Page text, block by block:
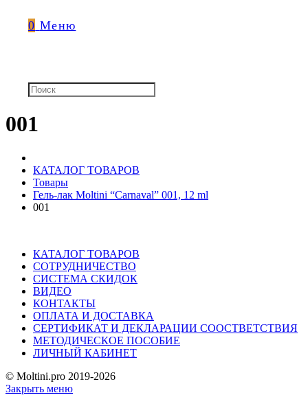
0 Меню
001
КАТАЛОГ ТОВАРОВ
Товары
Гель-лак Moltini “Carnaval” 001, 12 ml
001
КАТАЛОГ ТОВАРОВ
СОТРУДНИЧЕСТВО
СИСТЕМА СКИДОК
ВИДЕО
КОНТАКТЫ
ОПЛАТА И ДОСТАВКА
СЕРТИФИКАТ И ДЕКЛАРАЦИИ СООСТВЕТСТВИЯ
МЕТОДИЧЕСКОЕ ПОСОБИЕ
ЛИЧНЫЙ КАБИНЕТ
© Moltini.pro 2019-2026
Закрыть меню